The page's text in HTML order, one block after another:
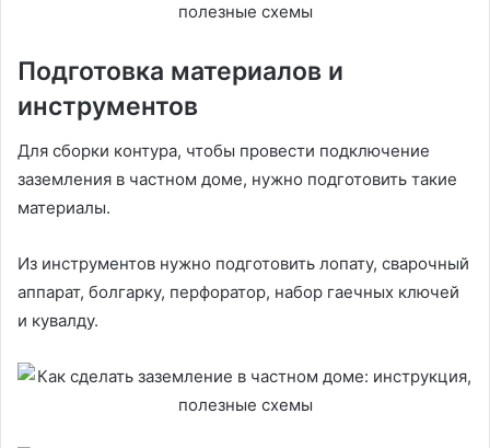
Подготовка материалов и
инструментов
Для сборки контура, чтобы провести подключение
заземления в частном доме, нужно подготовить такие
материалы.
Из инструментов нужно подготовить лопату, сварочный
аппарат, болгарку, перфоратор, набор гаечных ключей
и кувалду.